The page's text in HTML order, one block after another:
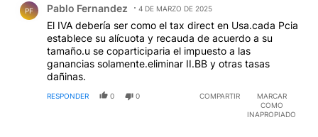
PF Pablo Fernandez 4 DE MARZO DE 2025
El IVA debería ser como el tax direct en Usa.cada Pcia
establece su alícuota y recauda de acuerdo a su
tamaño.u se coparticiparia el impuesto a las
ganancias solamente.eliminar II.BB y otras tasas
dañinas.
RESPONDER 0 0 COMPARTIR
MARCAR
COMO
INAPROPIADO